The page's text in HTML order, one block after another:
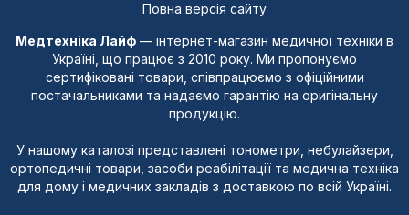
Повна версія сайту
Медтехніка Лайф — інтернет-магазин медичної техніки в
Україні, що працює з 2010 року. Ми пропонуємо
сертифіковані товари, співпрацюємо з офіційними
постачальниками та надаємо гарантію на оригінальну
продукцію.
У нашому каталозі представлені тонометри, небулайзери,
ортопедичні товари, засоби реабілітації та медична техніка
для дому і медичних закладів з доставкою по всій Україні.